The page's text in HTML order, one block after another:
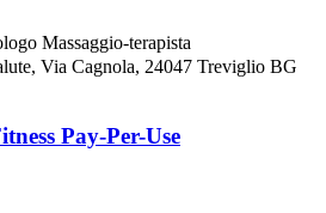
Massaggio-terapista
Via Cagnola, 24047 Treviglio BG
Pay-Per-Use